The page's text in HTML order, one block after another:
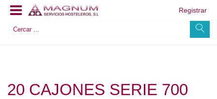
Registrar
20 CAJONES SERIE 700